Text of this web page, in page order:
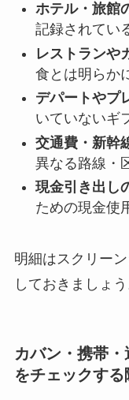
ホテル・旅館
記録されてい
レストランや
食とは明らか
デパートやプ
いていないギ
交通費・新幹
異なる路線・
現金引き出し
ための現金使
明細はスクリー
しておきましょう
カバン・携帯
をチェックす